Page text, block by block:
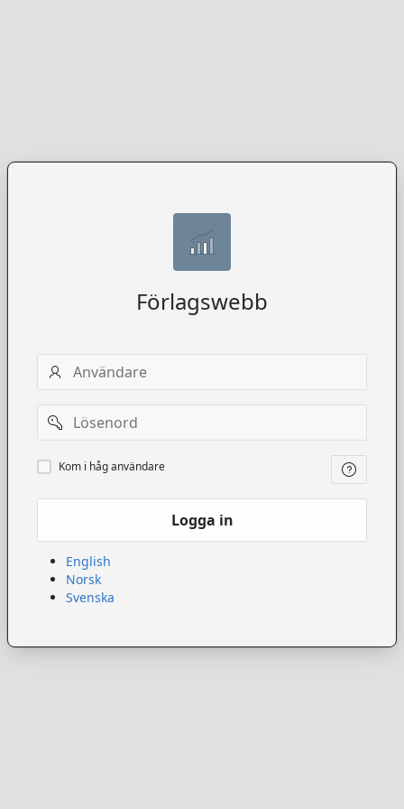
Förlagswebb
Användarnamn
Lösenord
Kom
ihåg
Kom i håg användare
Logga in
English
Norsk
Svenska